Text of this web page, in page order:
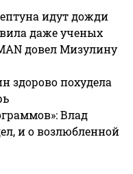
идут дожди
даже ученых
довел Мизулину
здорово похудела
Влад
и о возлюбленной